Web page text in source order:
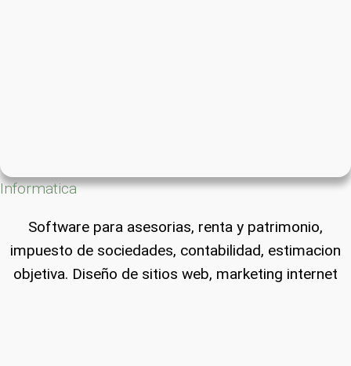
Informatica
Software para asesorias, renta y patrimonio,
impuesto de sociedades, contabilidad, estimacion
objetiva. Diseño de sitios web, marketing internet